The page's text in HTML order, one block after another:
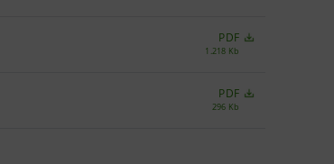
PDF
1.218 Kb
PDF
296 Kb